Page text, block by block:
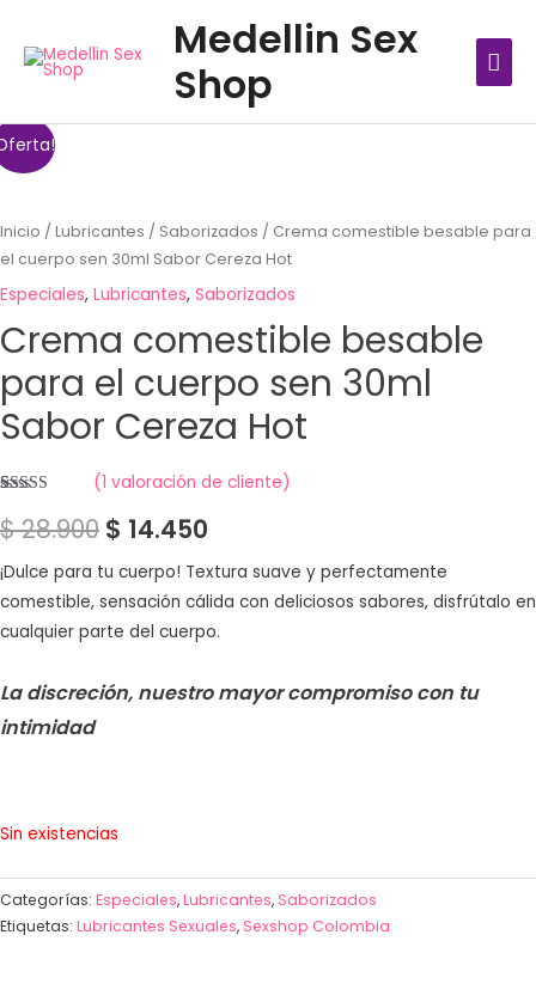
contenido
Medellin Sex
Shop
Inicio / Lubricantes / Saborizados / Crema comestible besable para
el cuerpo sen 30ml Sabor Cereza Hot
Especiales, Lubricantes, Saborizados
Crema comestible besable
para el cuerpo sen 30ml
Sabor Cereza Hot
con4.00
de 5 en
valoración
de un
cliente
(1 valoración de cliente)
$28.900 $ 14.450
¡Dulce para tu cuerpo! Textura suave y perfectamente
comestible, sensación cálida con deliciosos sabores, disfrútalo en
cualquier parte del cuerpo.
La discreción, nuestro mayor compromiso con tu
intimidad
Sin existencias
Categorías: Especiales,Lubricantes, Saborizados
Etiquetas: Lubricantes Sexuales, Sexshop Colombia